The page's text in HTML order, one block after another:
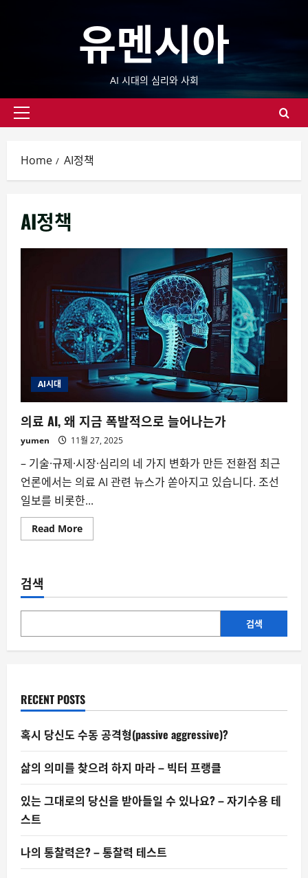
유멘시아
AI 시대의 심리와 사회
Primary
Home AI정책
AI정책
AI시대
의료 AI, 왜 지금 폭발적으로 늘어나는가
yumen 11월 27, 2025
– 기술·규제·시장·심리의 네 가지 변화가 만든 전환점 최근
언론에서는 의료 AI 관련 뉴스가 쏟아지고 있습니다. 조선
일보를 비롯한...
Read MoreRead
more
지
폭
적
로
는
가
검색
검색
RECENT POSTS
혹시 당신도 수동 공격형(passive aggressive)?
삶의 의미를 찾으려 하지 마라 – 빅터 프랭클
있는 그대로의 당신을 받아들일 수 있나요? – 자기수용 테
스트
나의 통찰력은? – 통찰력 테스트